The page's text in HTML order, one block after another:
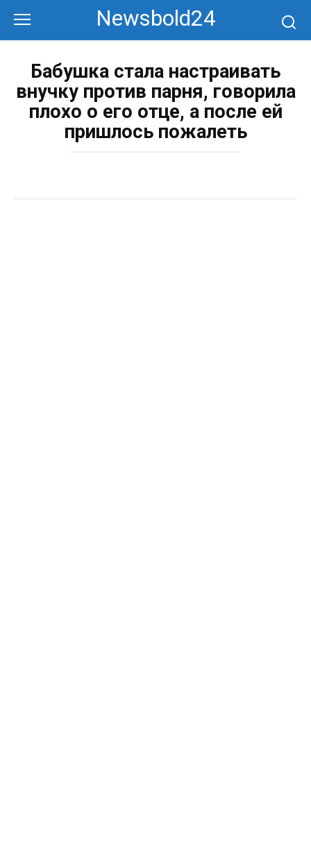
контенту
Newsbold24
Бабушка стала настраивать
внучку против парня, говорила
плохо о его отце, а после ей
пришлось пожалеть